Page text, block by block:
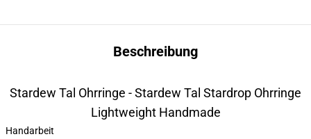
Beschreibung
Stardew Tal Ohrringe - Stardew Tal Stardrop Ohrringe
Lightweight Handmade
Handarbeit